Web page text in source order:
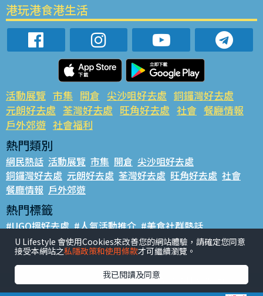
港玩港食港生活
活動展覽 市集 開倉 尖沙咀好去處 銅鑼灣好去處
元朗好去處 荃灣好去處 旺角好去處 社會 餐廳情報
戶外郊遊 社會福利
熱門類別
網民熱話 活動展覽 市集 開倉 尖沙咀好去處
銅鑼灣好去處 元朗好去處 荃灣好去處 旺角好去處 社會
餐廳情報 戶外郊遊
熱門標籤
#UGO搵好去處 #人氣活動推介 #美食社群熱話
#親子玩樂好去處 #ULifestyle應用程式 #限時搶
#UJetso禮物放送 #ULifestyle商戶中心 #著數
香港經濟日報版權所有©2026
U Lifestyle 會使用Cookies來改善您的網站體驗，請確定您同意
接受本網站之私隱政策和使用條款才可繼續瀏覽。
我已閱讀及同意